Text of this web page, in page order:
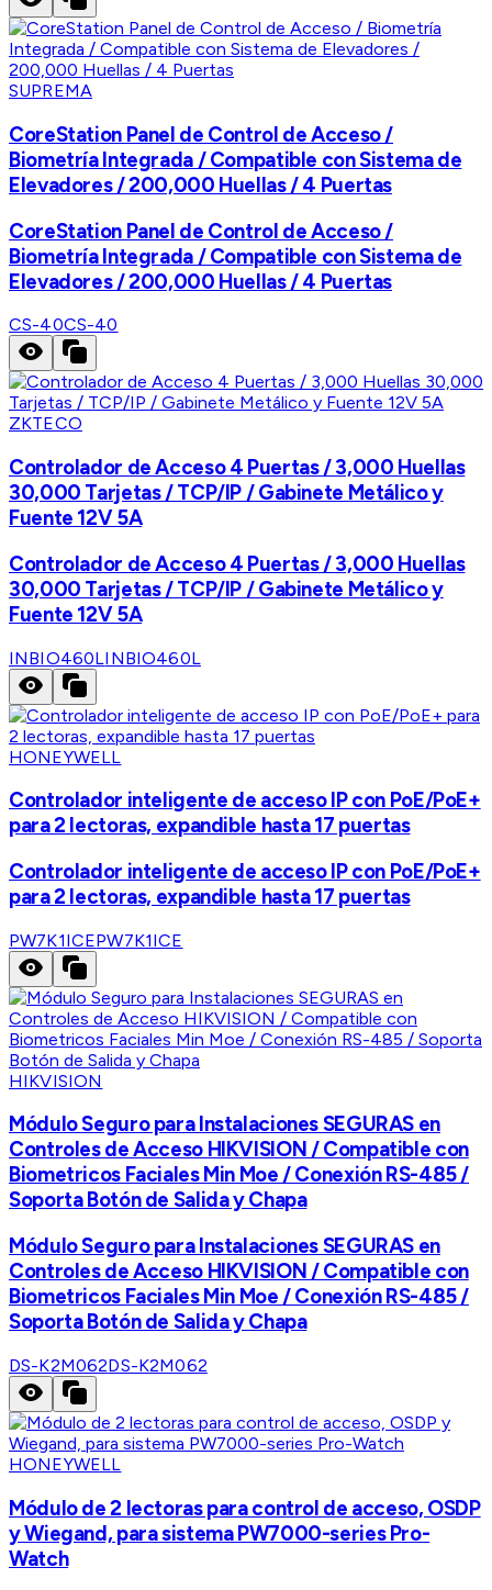
SUPREMA
CoreStation Panel de Control de Acceso /
Biometría Integrada / Compatible con Sistema de
Elevadores / 200,000 Huellas / 4 Puertas
CoreStation Panel de Control de Acceso /
Biometría Integrada / Compatible con Sistema de
Elevadores / 200,000 Huellas / 4 Puertas
CS-40CS-40
ZKTECO
Controlador de Acceso 4 Puertas / 3,000 Huellas
30,000 Tarjetas / TCP/IP / Gabinete Metálico y
Fuente 12V 5A
Controlador de Acceso 4 Puertas / 3,000 Huellas
30,000 Tarjetas / TCP/IP / Gabinete Metálico y
Fuente 12V 5A
INBIO460LINBIO460L
HONEYWELL
Controlador inteligente de acceso IP con PoE/PoE+
para 2 lectoras, expandible hasta 17 puertas
Controlador inteligente de acceso IP con PoE/PoE+
para 2 lectoras, expandible hasta 17 puertas
PW7K1ICEPW7K1ICE
HIKVISION
Módulo Seguro para Instalaciones SEGURAS en
Controles de Acceso HIKVISION / Compatible con
Biometricos Faciales Min Moe / Conexión RS-485 /
Soporta Botón de Salida y Chapa
Módulo Seguro para Instalaciones SEGURAS en
Controles de Acceso HIKVISION / Compatible con
Biometricos Faciales Min Moe / Conexión RS-485 /
Soporta Botón de Salida y Chapa
DS-K2M062DS-K2M062
HONEYWELL
Módulo de 2 lectoras para control de acceso, OSDP
y Wiegand, para sistema PW7000-series Pro-
Watch